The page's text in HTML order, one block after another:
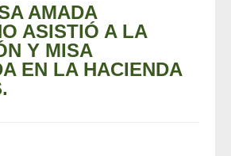
AMADA
ASISTIÓ A LA
Y MISA
EN LA HACIENDA